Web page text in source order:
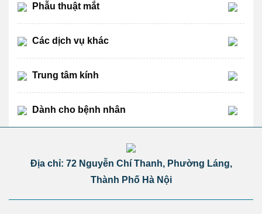
Phẫu thuật mắt
Các dịch vụ khác
Trung tâm kính
Dành cho bệnh nhân
Địa chỉ: 72 Nguyễn Chí Thanh, Phường Láng,
Thành Phố Hà Nội